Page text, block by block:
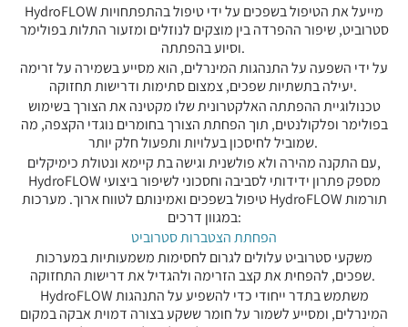
HydroFLOW מייעל את הטיפול בשפכים על ידי טיפול בהתפתחויות
סטרוביט, שיפור ההפרדה בין מוצקים לנוזלים ומזעור התלות בפולימר
וסיוע בהפתתה.
על ידי השפעה על התנהגות המינרלים, הוא מסייע בשמירה על זרימה
יעילה בתשתיות שפכים, צמצום סתימות ודרישות תחזוקה.
טכנולוגיית ההפתתה האלקטרונית שלו מקטינה את הצורך בשימוש
בפולימר ופלקולנטים, תוך הפחתת הצורך בחומרים נוגדי הקצפה, מה
שמוביל לחיסכון בעלויות ותפעול חלק יותר.
עם התקנה מהירה ולא פולשנית וגישה בת קיימא ונטולת כימיקלים,
HydroFLOW‎ מספק פתרון ידידותי לסביבה וחסכוני לשיפור ביצועי
טיפול בשפכים ואמינותם לטווח ארוך. מערכות HydroFLOW תורמות
במגוון דרכים:
הפחתת הצטברות סטרוביט
משקעי סטרוביט עלולים לגרום לחסימות משמעותיות במערכות
שפכים, להפחית את קצב הזרימה ולהגדיל את דרישות התחזוקה.
HydroFLOW משתמש בתדר ייחודי כדי להשפיע על התנהגות
המינרלים, ומסייע לשמור על חומר ששקע בצורה דמוית אבקה במקום